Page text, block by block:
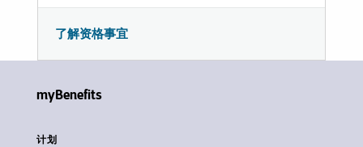
了解资格事宜
myBenefits
计划